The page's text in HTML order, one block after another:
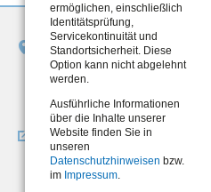
Jobcenter Remscheid
Bismarckstraße 8-10
42853 Remscheid
Wegbeschreibung
So finden Sie uns
ermöglichen, einschließlich
Identitätsprüfung,
Servicekontinuität und
Standortsicherheit. Diese
Option kann nicht abgelehnt
werden.
Ausführliche Informationen
über die Inhalte unserer
Website finden Sie in
unseren
Datenschutzhinweisen bzw.
im Impressum.